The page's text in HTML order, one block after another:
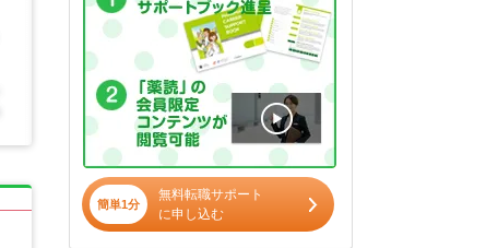
簡単1分
無料転職サポート
に申し込む